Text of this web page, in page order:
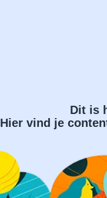
Dit is
Hier vind je